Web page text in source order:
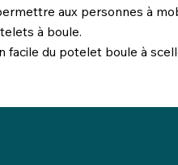
aux personnes à
à boule.
facile du potelet boule à